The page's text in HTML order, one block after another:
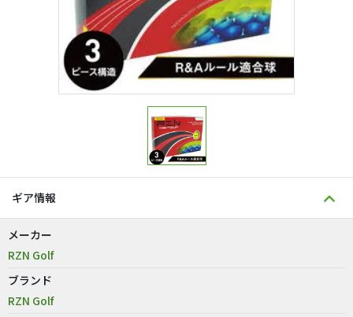
ギア情報
メーカー
RZN Golf
ブランド
RZN Golf